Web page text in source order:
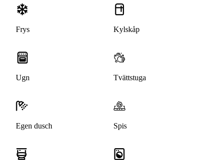
Frys Kylskåp
Ugn Tvättstuga
Egen dusch Spis